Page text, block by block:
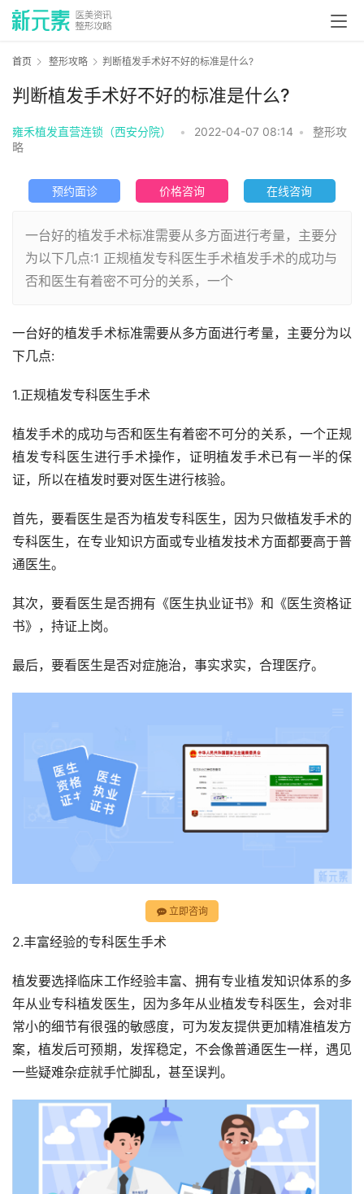
首页 整形攻略 判断植发手术好不好的标准是什么?
判断植发手术好不好的标准是什么?
雍禾植发直营连锁（西安分院） • 2022-04-07 08:14 •
整形攻
略
预约面诊 价格咨询 在线咨询
一台好的植发手术标准需要从多方面进行考量，主要分
为以下几点:1 正规植发专科医生手术植发手术的成功与
否和医生有着密不可分的关系，一个
一台好的植发手术标准需要从多方面进行考量，主要分为以
下几点:
1.正规植发专科医生手术
植发手术的成功与否和医生有着密不可分的关系，一个正规
植发专科医生进行手术操作，证明植发手术已有一半的保
证，所以在植发时要对医生进行核验。
首先，要看医生是否为植发专科医生，因为只做植发手术的
专科医生，在专业知识方面或专业植发技术方面都要高于普
通医生。
其次，要看医生是否拥有《医生执业证书》和《医生资格证
书》，持证上岗。
最后，要看医生是否对症施治，事实求实，合理医疗。
立即咨询
2.丰富经验的专科医生手术
植发要选择临床工作经验丰富、拥有专业植发知识体系的多
年从业专科植发医生，因为多年从业植发专科医生，会对非
常小的细节有很强的敏感度，可为发友提供更加精准植发方
案，植发后可预期，发挥稳定，不会像普通医生一样，遇见
一些疑难杂症就手忙脚乱，甚至误判。